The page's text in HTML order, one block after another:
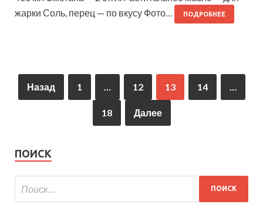
жарки Соль, перец — по вкусу Фото…
ПОДРОБНЕЕ
Назад 1 12 13 14
18 Далее
ПОИСК